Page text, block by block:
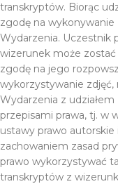
transkryptów. Biorąc
zgodę na wykonywanie
Wydarzenia. Uczestnik
wizerunek może
zgodę na jego
wykorzystywanie
Wydarzenia z
przepisami prawa, tj. w
ustawy prawo
zachowaniem zasad
prawo wykorzystywać
transkryptów z